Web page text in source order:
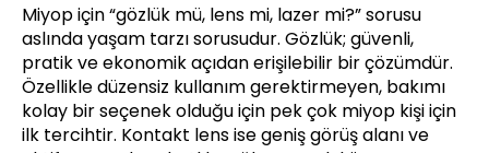
Miyop için “gözlük mü, lens mi, lazer mi?” sorusu
aslında yaşam tarzı sorusudur. Gözlük; güvenli,
pratik ve ekonomik açıdan erişilebilir bir çözümdür.
Özellikle düzensiz kullanım gerektirmeyen, bakımı
kolay bir seçenek olduğu için pek çok miyop kişi için
ilk tercihtir. Kontakt lens ise geniş görüş alanı ve